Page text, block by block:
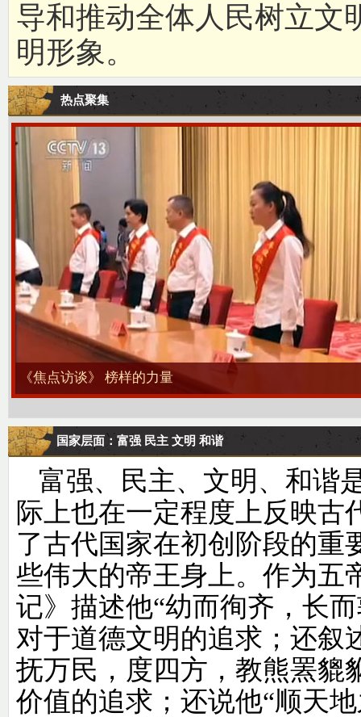
导和推动全体人民树立文
明形象。
热点聚集
《百家讲坛》系列节目——《党史故事100讲》
国家层面：富强 民主 文明 和谐
富强、民主、文明、和谐
际上也在一定程度上反映古
了古代国家在初创阶段的重
些伟大的帝王身上。作为五
记》描述他“幼而徇齐，长
对于道德文明的追求；还叙
抚万民，度四方，教熊罴貔
价值的追求；还说他“顺天